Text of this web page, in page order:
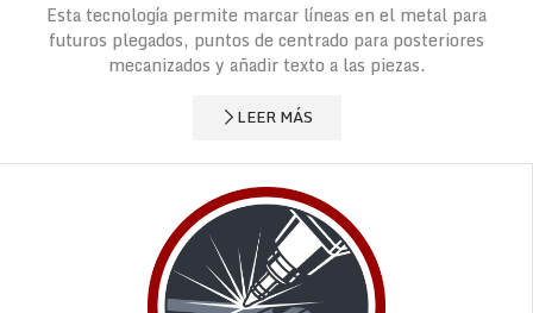
Esta tecnología permite marcar líneas en el metal para
futuros plegados, puntos de centrado para posteriores
mecanizados y añadir texto a las piezas.
LEER MÁS